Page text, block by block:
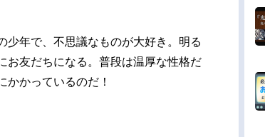
少年で、不思議なものが大好き。明る
お友だちになる。普段は温厚な性格だ
かかっているのだ！